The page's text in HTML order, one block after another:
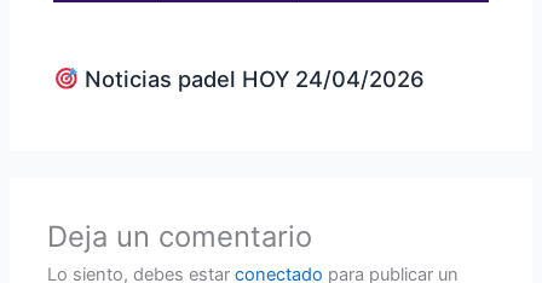
Noticias padel HOY 24/04/2026
Deja un comentario
Lo siento, debes estarconectado para publicar un